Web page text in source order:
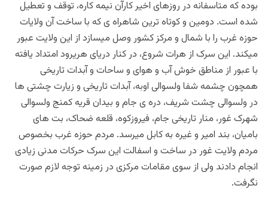
بوده که متاسفانه در روزهای اخیر کارآن نیمه کاره، توقف و تعطیل
شده است. دومین و کوتاه ترین شاهراه ی که با ساخت آن ولایات
حوزه غرب را با شمال و مرکز کشور وصل میسازد از این ولایت عبور
میکند. این سرک از هرات شروع، در کنار دریای هریرود امتداد یافته
با عبور از مناطق خوش آب و هوای و ساحات و آبدات تاریخی
همچون چشمه شفا ولسوالی اوبه، آبدات تاریخی و زیارت چشتی ها
در ولسوالی چشت شریف، دره ی جام و بیدان قریه کمنج ولسوالی
شهرک غور، منار تاریخی جام، فیروزکوه، قلعه ضحاک، بت های
بامیان، بند امیر و غیره به کابل میرسد. مردم حوزه غرب بخصوص
مردم ولایت غور در ساخت و اسفالت این سرک حرکات مدنی زیادی
انجام دادند ولی از سوی مقامات مرکزی در زمینه توجه لازم صورت
نگرفت.